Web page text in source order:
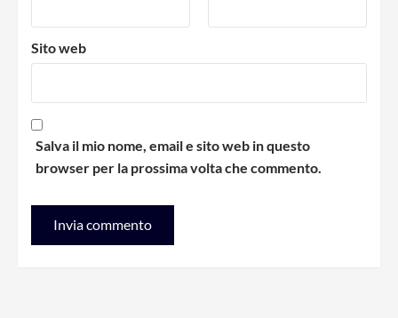
Sito web
Salva il mio nome, email e sito web in questo
browser per la prossima volta che commento.